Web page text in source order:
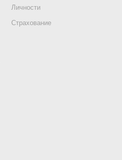
Личности
Страхование